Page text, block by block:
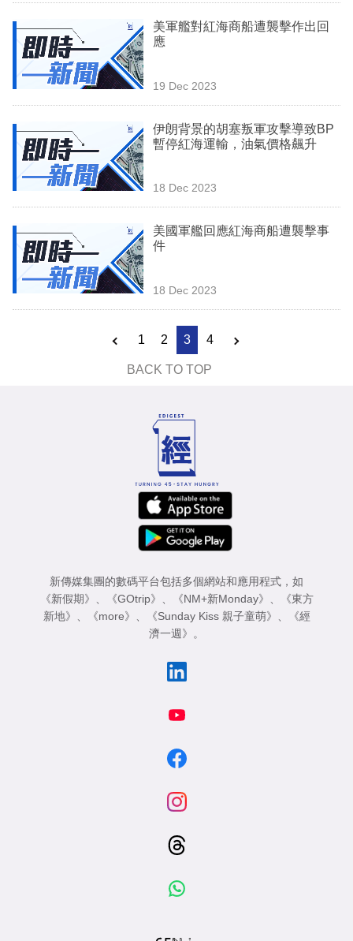
美軍艦對紅海商船遭襲擊作出回
應
19 Dec 2023
伊朗背景的胡塞叛軍攻擊導致BP
暫停紅海運輸，油氣價格飆升
18 Dec 2023
美國軍艦回應紅海商船遭襲擊事
件
18 Dec 2023
1 2 3 4
BACK TO TOP
新傳媒集團的數碼平台包括多個網站和應用程式，如
《新假期》 、 《GOtrip》 、 《NM+新Monday》 、
《東方
新地》 、 《more》 、 《Sunday Kiss 親子童萌》 、
《經
濟一週》 。